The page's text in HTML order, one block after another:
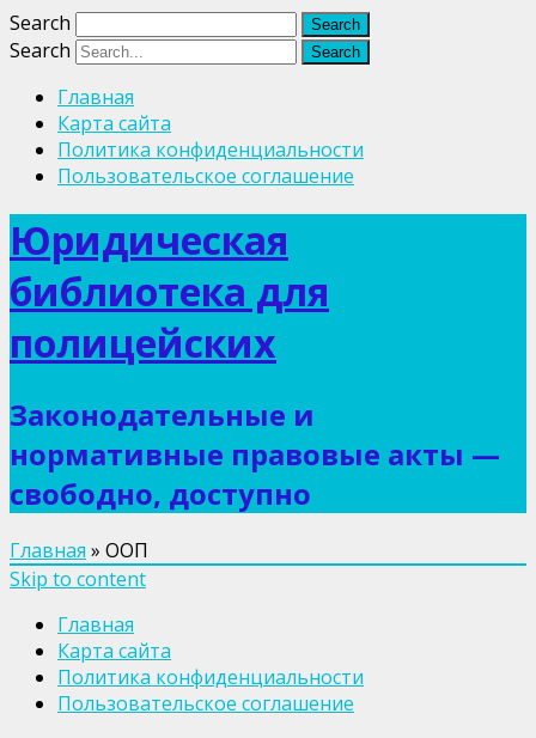
Search
Search
Главная
Карта сайта
Политика конфиденциальности
Пользовательское соглашение
Юридическая
библиотека для
полицейских
Законодательные и
нормативные правовые акты —
свободно, доступно
Главная » ООП
Skip to content
Главная
Карта сайта
Политика конфиденциальности
Пользовательское соглашение